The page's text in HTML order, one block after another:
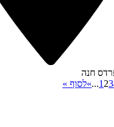
חנה
1 23
...
»לסוף »